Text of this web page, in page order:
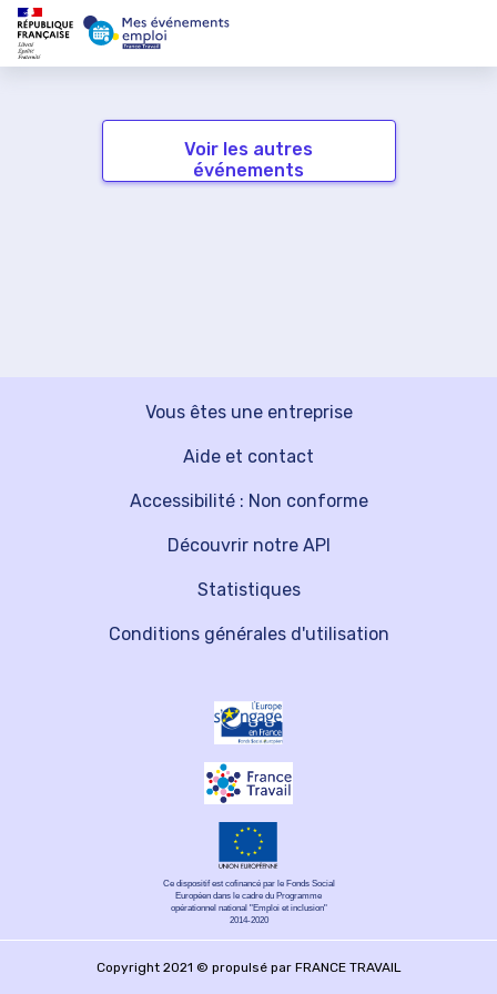
Voir les autres
événements
Vous êtes une entreprise
Découvrir notre API
Aide et contact
Statistiques
Accessibilité : Non conforme
Conditions générales d'utilisation
Ce dispositif est cofinancé par le Fonds Social
Européen dans le cadre du Programme
opérationnel national "Emploi et inclusion"
2014-2020
Copyright 2021 © propulsé par FRANCE TRAVAIL